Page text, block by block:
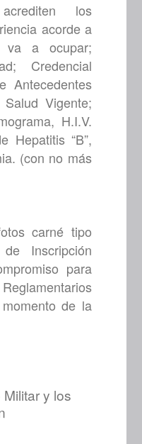
los
acorde a
a ocupar;
Credencial
Antecedentes
Vigente;
H.I.V.
Hepatitis “B”,
(con no más
carné tipo
Inscripción
para
de la
y los